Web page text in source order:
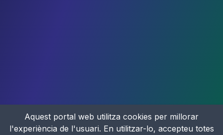
Aquest portal web utilitza cookies per millorar
l'experiència de l'usuari. En utilitzar-lo, accepteu totes